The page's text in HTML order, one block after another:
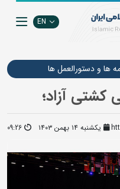
EN
ها و دستورالعمل ها
کشتی آزاد؛
یکشنبه ۱۴ بهمن ۱۴۰۳ 09:26